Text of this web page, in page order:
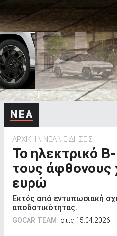
ΝΕΑ
ΑΡΧΙΚΗ ΝΕΑ ΕΙΔΗΣΕΙΣ
Το ηλεκτρικό
τους άφθονους
ευρώ
Εκτός από εντυπωσιακή
αποδοτικότητας.
GOCAR TEAM στις 15.04.2026